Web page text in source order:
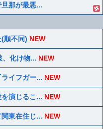
那が最悪...
順不同) NEW
、化け物... NEW
イフガー... NEW
演じるこ... NEW
東在住じ... NEW